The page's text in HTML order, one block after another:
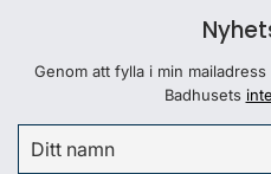
Genom att fylla i min
Badhusets